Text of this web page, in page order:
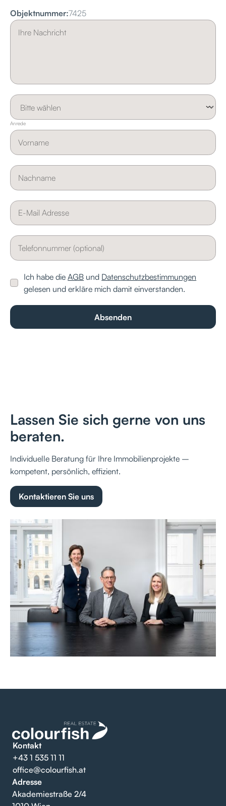
Objektnummer:7425
Anrede
Ich habe dieAGB und Datenschutzbestimmungen
gelesen und erkläre mich damit einverstanden.
Lassen Sie sich gerne von uns
beraten.
Individuelle Beratung für Ihre Immobilienprojekte –
kompetent, persönlich, effizient.
Kontaktieren Sie uns
Kontakt
+43 1 535 11 11
office@colourfish.at
Adresse
Akademiestraße 2/4